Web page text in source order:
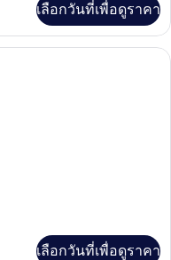
เลือกวันที่เพื่อดูราคา
พีเรีย, เตียงใหญ่ 1 เตียง, ระเบี
เลือกวันที่เพื่อดูราคา